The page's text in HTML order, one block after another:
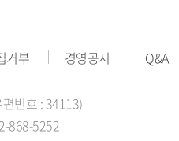
거부 경영공시 Q&A
번호 : 34113)
868-5252